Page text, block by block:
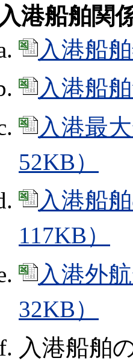
入港船舶関
入港船
入港船
入港最
52KB）
入港船
117KB）
入港外
32KB）
入港船舶